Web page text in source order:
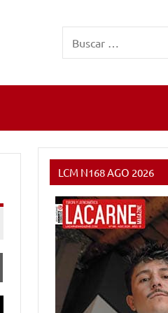
LCM N168 AGO 2026